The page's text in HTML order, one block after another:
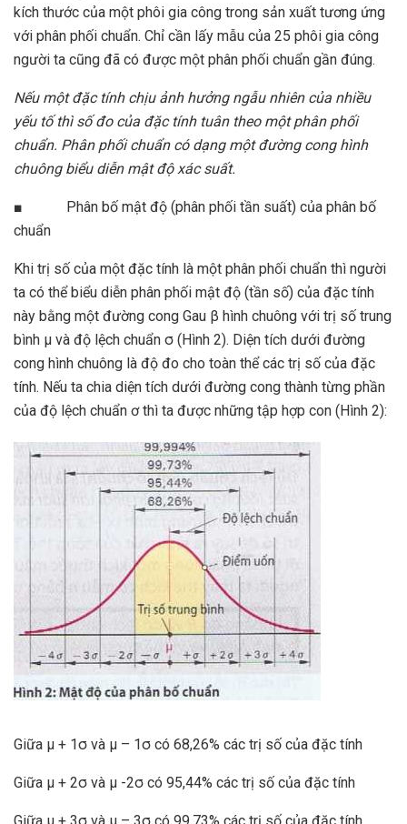
kích thước của một phôi gia công trong sản xuất tương ứng
với phân phối chuẩn. Chỉ cần lấy mẫu của 25 phôi gia công
người ta cũng đã có được một phân phối chuẩn gần đúng.
Nếu một đặc tính chịu ảnh hưởng ngẫu nhiên của nhiều
yếu tố thì số đo của đặc tính tuân theo một phân phối
chuẩn. Phân phối chuẩn có dạng một đường cong hình
chuông biểu diễn mật độ xác suất.
■ Phân bố mật độ (phân phối tần suất) của phân bố
chuẩn
Khi trị số của một đặc tính là một phân phối chuẩn thì người
ta có thể biểu diễn phân phối mật độ (tần số) của đặc tính
này bằng một đường cong Gau β hình chuông với trị số trung
bình µ và độ lệch chuẩn σ (Hình 2). Diện tích dưới đường
cong hình chuông là độ đo cho toàn thể các trị số của đặc
tính. Nếu ta chia diện tích dưới đường cong thành từng phần
của độ lệch chuẩn ơ thì ta được những tập hợp con (Hình 2):
Giữa µ + 1σ và µ – 1σ có 68,26% các trị số của đặc tính
Giữa µ + 2σ và µ -2σ có 95,44% các trị số của đặc tính